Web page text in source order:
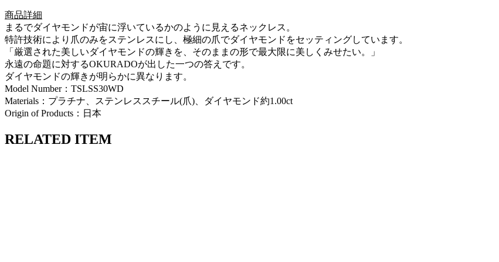
商品詳細
まるでダイヤモンドが宙に浮いているかのように見えるネックレス。
特許技術により爪のみをステンレスにし、極細の爪でダイヤモンドをセッティングしています。
「厳選された美しいダイヤモンドの輝きを、そのままの形で最大限に美しくみせたい。」
永遠の命題に対するOKURADOが出した一つの答えです。
ダイヤモンドの輝きが明らかに異なります。
Model Number：TSLSS30WD
Materials：プラチナ、ステンレススチール(爪)、ダイヤモンド約1.00ct
Origin of Products：日本
RELATED ITEM